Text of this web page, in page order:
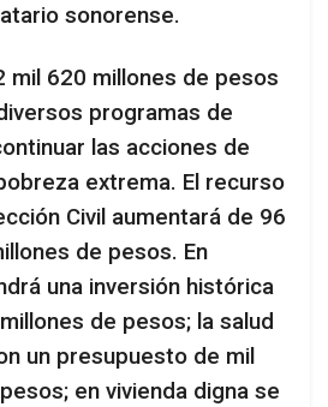
sonorense.
mil 620 millones de pesos
programas de
las acciones de
extrema. El recurso
Civil aumentará de 96
de pesos. En
una inversión histórica
de pesos; la salud
un presupuesto de mil
en vivienda digna se